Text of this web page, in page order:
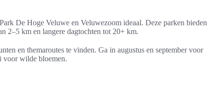
De Hoge Veluwe en Veluwezoom ideaal. Deze parken bieden
2–5 km en langere dagtochten tot 20+ km.
en themaroutes te vinden. Ga in augustus en september voor
voor wilde bloemen.